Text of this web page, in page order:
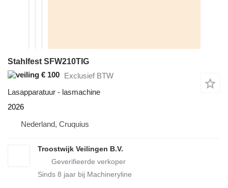
Stahlfest SFW210TIG
€ 100 Exclusief BTW
Lasapparatuur - lasmachine
2026
Nederland, Cruquius
Troostwijk Veilingen B.V.
Sinds 8 jaar bij Machineryline